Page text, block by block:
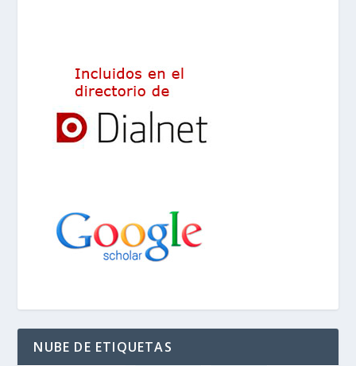
NUBE DE ETIQUETAS